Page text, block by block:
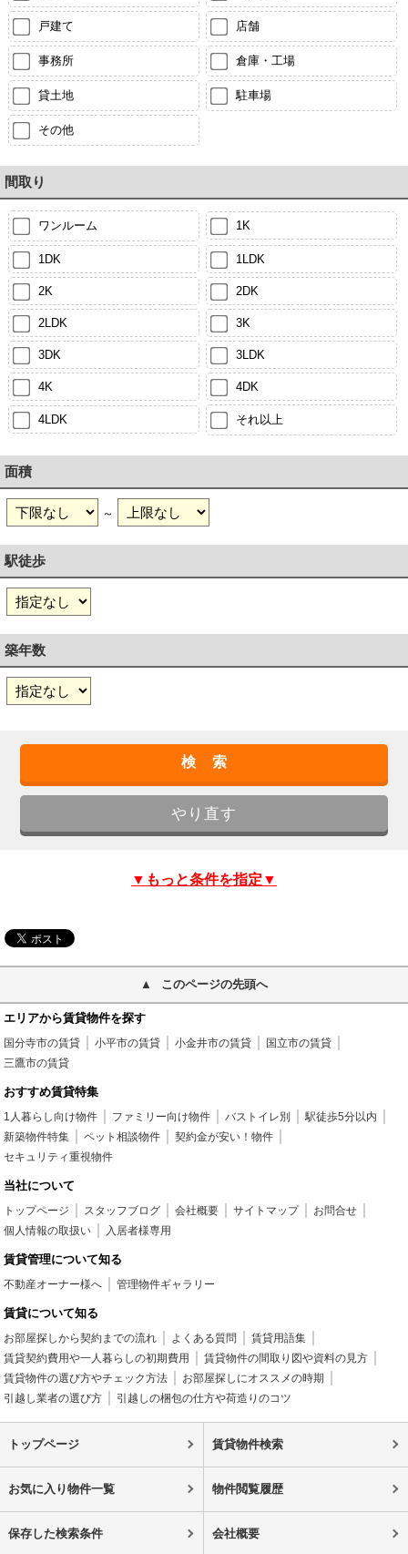
戸建て 店舗
事務所 倉庫・工場
貸土地 駐車場
その他
間取り
ワンルーム 1K
1DK 1LDK
2K 2DK
2LDK 3K
3DK 3LDK
4K 4DK
4LDK それ以上
面積
～
駅徒歩
築年数
▼もっと条件を指定▼
このページの先頭へ
エリアから賃貸物件を探す
国分寺市の賃貸 小平市の賃貸 小金井市の賃貸
国立市の賃貸
三鷹市の賃貸
おすすめ賃貸特集
1人暮らし向け物件 ファミリー向け物件 バストイレ別
駅徒歩5分以内
新築物件特集
ペット相談物件
契約金が安い！物件
セキュリティ重視物件
当社について
トップページ スタッフブログ 会社概要 サイトマップ
お問合せ
個人情報の取扱い
入居者様専用
賃貸管理について知る
不動産オーナー様へ 管理物件ギャラリー
賃貸について知る
お部屋探しから契約までの流れ よくある質問
賃貸用語集
賃貸契約費用や一人暮らしの初期費用
賃貸物件の間取り図や資料の見方
賃貸物件の選び方やチェック方法
お部屋探しにオススメの時期
引越し業者の選び方
引越しの梱包の仕方や荷造りのコツ
トップページ 賃貸物件検索
お気に入り物件一覧 物件閲覧履歴
保存した検索条件 会社概要